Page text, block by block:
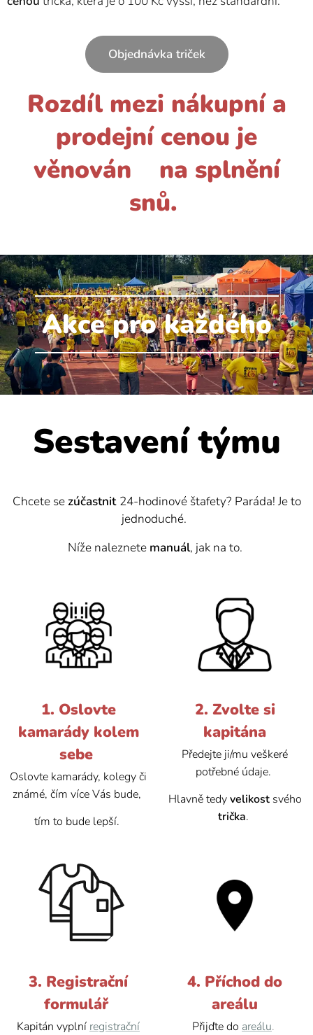
Objednávka triček
Rozdíl mezi nákupní a
prodejní cenou je
věnován na splnění
snů.
Akce pro každého
Sestavení týmu
Chcete sezúčastnit 24-hodinové štafety? Paráda! Je to
jednoduché.
Níže naleznete manuál, jak na to.
1. Oslovte
kamarády kolem
sebe
Oslovte kamarády, kolegy či
známé, čím více Vás bude,
tím to bude lepší.
2. Zvolte si
kapitána
Předejte ji/mu veškeré
potřebné údaje.
Hlavně tedyvelikost svého
trička.
3. Registrační
formulář
Kapitán vyplní registrační
4. Příchod do
areálu
Přijďte do areálu.